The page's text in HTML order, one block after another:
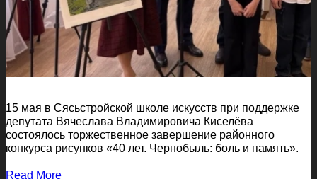
15 мая в Сясьстройской школе искусств при поддержке
депутата Вячеслава Владимировича Киселёва
состоялось торжественное завершение районного
конкурса рисунков «40 лет. Чернобыль: боль и память».
Read More